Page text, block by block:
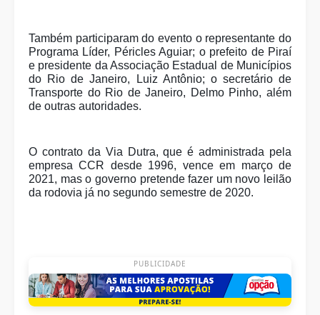
Também participaram do evento o representante do
Programa Líder, Péricles Aguiar; o prefeito de Piraí
e presidente da Associação Estadual de Municípios
do Rio de Janeiro, Luiz Antônio; o secretário de
Transporte do Rio de Janeiro, Delmo Pinho, além
de outras autoridades.
O contrato da Via Dutra, que é administrada pela
empresa CCR desde 1996, vence em março de
2021, mas o governo pretende fazer um novo leilão
da rodovia já no segundo semestre de 2020.
PUBLICIDADE